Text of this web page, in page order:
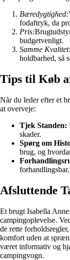
Bæredygtighed:
fodaftryk, da
Pris:
budgetvenligt.
Samme Kvalitet:
holdbarhed, så
Tips til Køb
Når du leder efter et
at overveje:
Tjek Standen:
skader.
Spørg om
brug, og
Afsluttende
Et brugt Isabella
campingoplevelse.
de rette
komfort uden at
været informativ og
campingvogn.